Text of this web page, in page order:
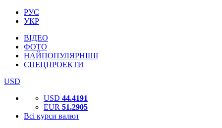
РУС
УКР
ВІДЕО
ФОТО
НАЙПОПУЛЯРНІШІ
СПЕЦПРОЕКТИ
USD
USD 44.4191
EUR 51.2905
Всі курси валют